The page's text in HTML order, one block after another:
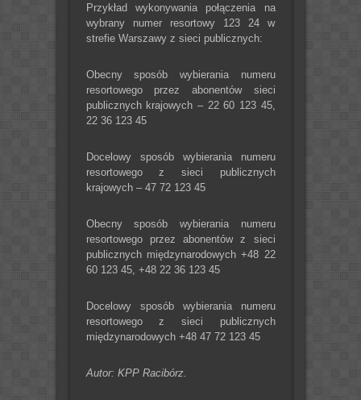
Przykład wykonywania połączenia na
wybrany numer resortowy 123 24 w
strefie Warszawy z sieci publicznych:
Obecny sposób wybierania numeru
resortowego przez abonentów sieci
publicznych krajowych – 22 60 123 45,
22 36 123 45
Docelowy sposób wybierania numeru
resortowego z sieci publicznych
krajowych – 47 72 123 45
Obecny sposób wybierania numeru
resortowego przez abonentów z sieci
publicznych międzynarodowych +48 22
60 123 45, +48 22 36 123 45
Docelowy sposób wybierania numeru
resortowego z sieci publicznych
międzynarodowych +48 47 72 123 45
Autor: KPP Racibórz.